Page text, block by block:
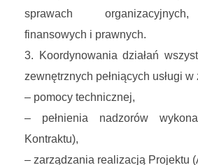
sprawach
finansowych i prawnych.
Koordynowania działań
zewnętrznych pełniących usługi w
– pomocy technicznej,
– pełnienia nadzorów
Kontraktu),
– zarządzania realizacją Projektu